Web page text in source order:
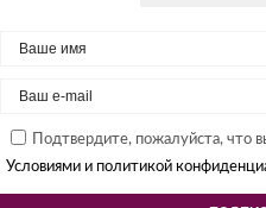
Подтвердите, пожалуйста, что
Условиями и политикой